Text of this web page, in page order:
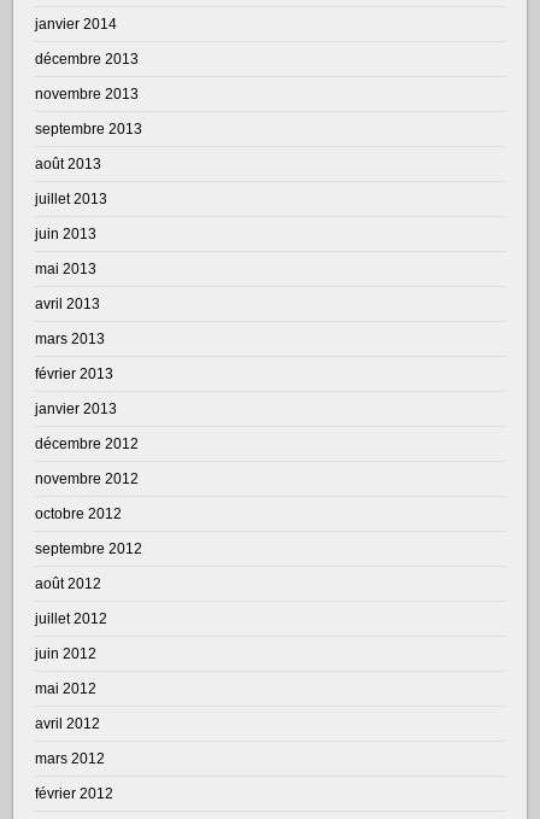
janvier 2014
décembre 2013
novembre 2013
septembre 2013
août 2013
juillet 2013
juin 2013
mai 2013
avril 2013
mars 2013
février 2013
janvier 2013
décembre 2012
novembre 2012
octobre 2012
septembre 2012
août 2012
juillet 2012
juin 2012
mai 2012
avril 2012
mars 2012
février 2012